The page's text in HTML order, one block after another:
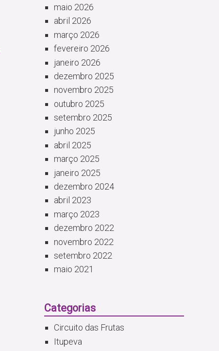
maio 2026
abril 2026
março 2026
fevereiro 2026
janeiro 2026
dezembro 2025
novembro 2025
outubro 2025
setembro 2025
junho 2025
abril 2025
março 2025
janeiro 2025
dezembro 2024
abril 2023
março 2023
dezembro 2022
novembro 2022
setembro 2022
maio 2021
Categorias
Circuito das Frutas
Itupeva